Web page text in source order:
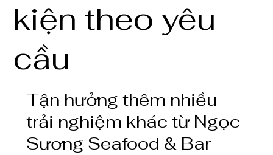
kiện theo yêu
cầu
Tận hưởng thêm nhiều
trải nghiệm khác từ Ngọc
Sương Seafood & Bar